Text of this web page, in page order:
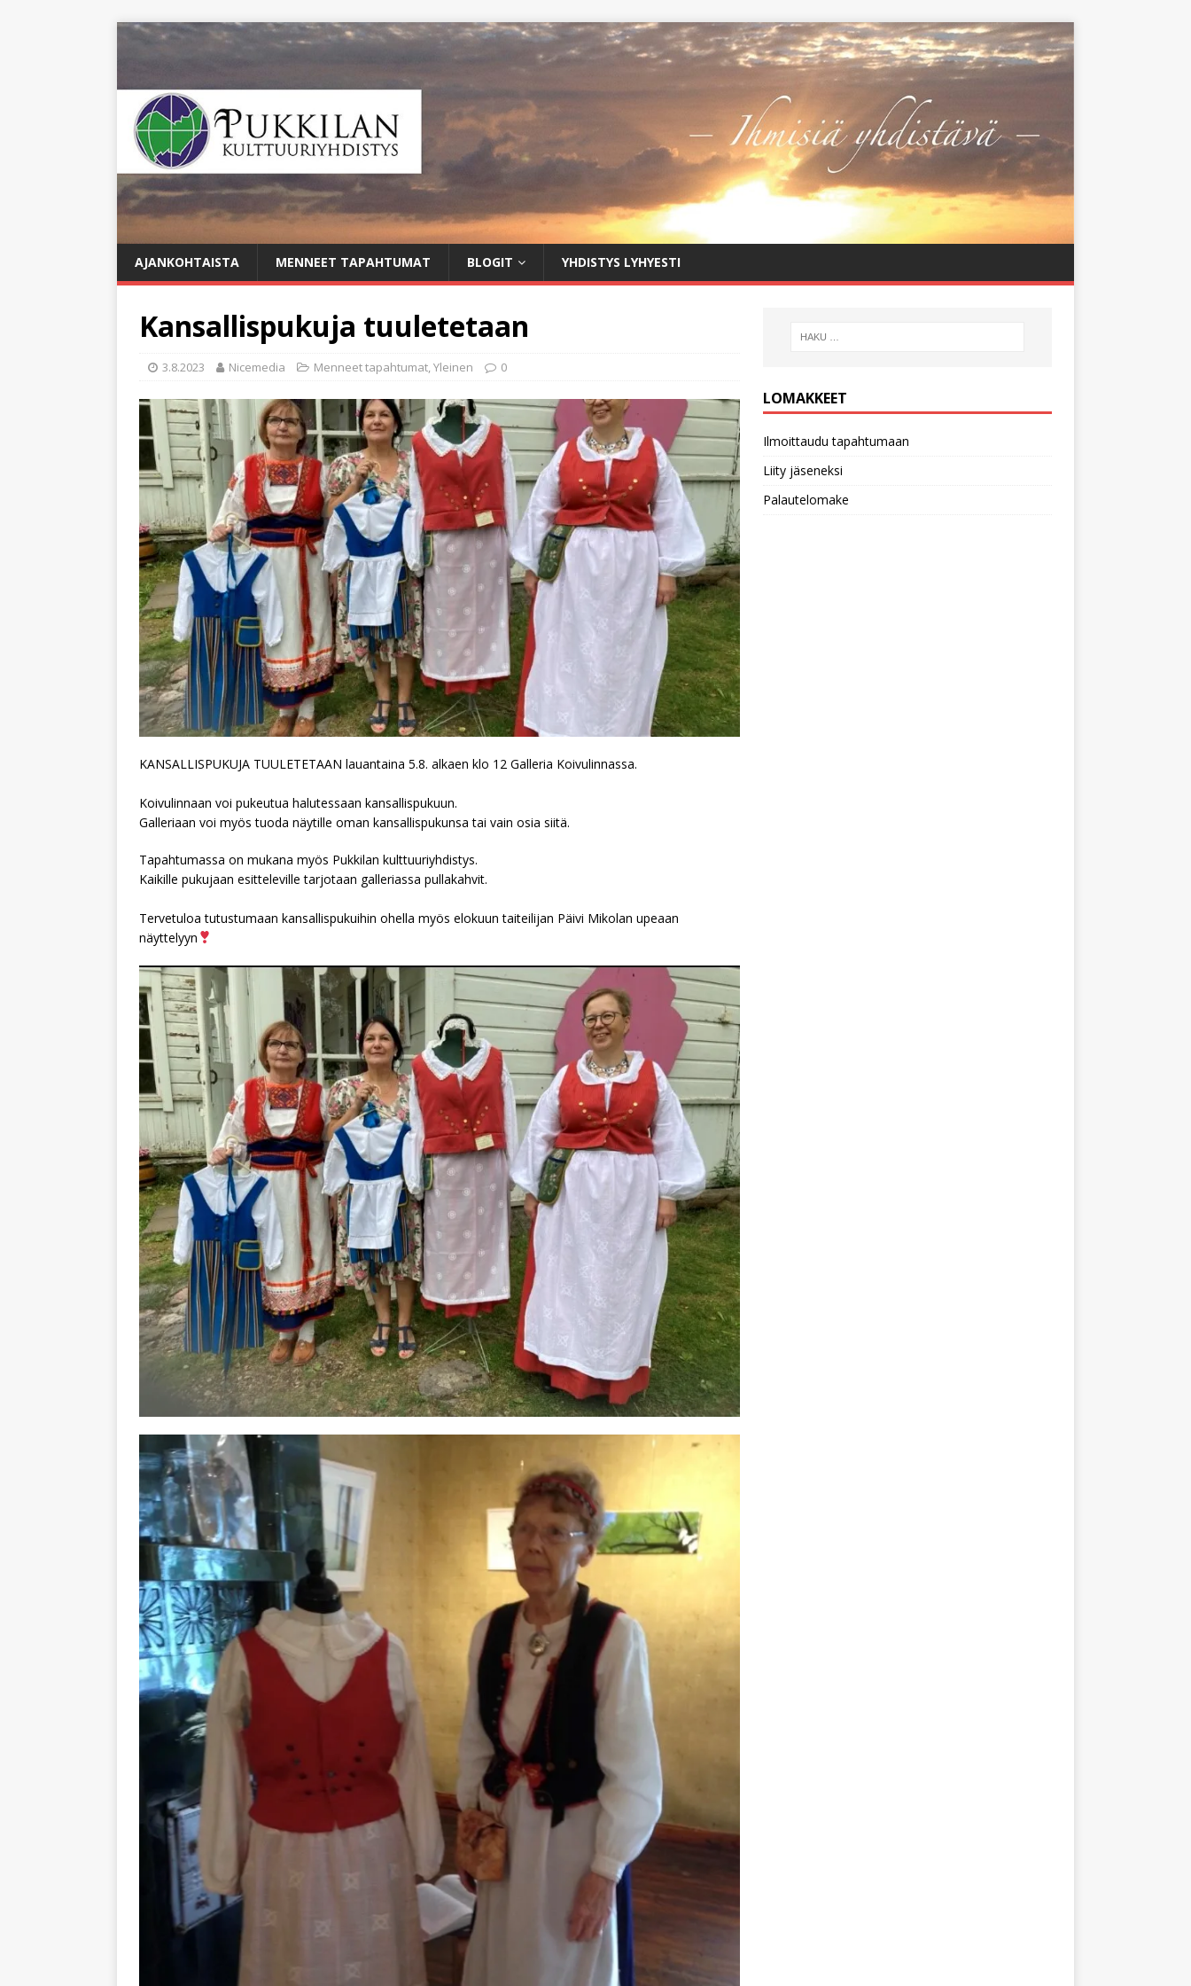
AJANKOHTAISTA MENNEET TAPAHTUMAT BLOGIT YHDISTYS LYHYESTI
Kansallispukuja tuuletetaan
3.8.2023 Nicemedia Menneet tapahtumat,Yleinen 0
KANSALLISPUKUJA TUULETETAAN lauantaina 5.8. alkaen klo 12 Galleria Koivulinnassa.
Koivulinnaan voi pukeutua halutessaan kansallispukuun.
Galleriaan voi myös tuoda näytille oman kansallispukunsa tai vain osia siitä.
Tapahtumassa on mukana myös Pukkilan kulttuuriyhdistys.
Kaikille pukujaan esitteleville tarjotaan galleriassa pullakahvit.
Tervetuloa tutustumaan kansallispukuihin ohella myös elokuun taiteilijan Päivi Mikolan upeaan
näyttelyyn
LOMAKKEET
Ilmoittaudu tapahtumaan
Liity jäseneksi
Palautelomake